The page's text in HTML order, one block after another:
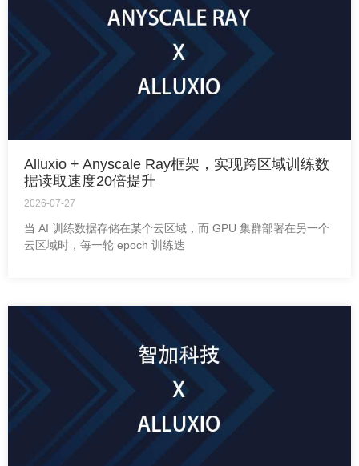
Alluxio + Anyscale Ray框架，实现跨区域训练数
据读取速度20倍提升
2026-07-27
当 AI 训练数据存储在某个云区域，而 GPU 集群部署在另一个
云区域时，每一轮 epoch 训练迭